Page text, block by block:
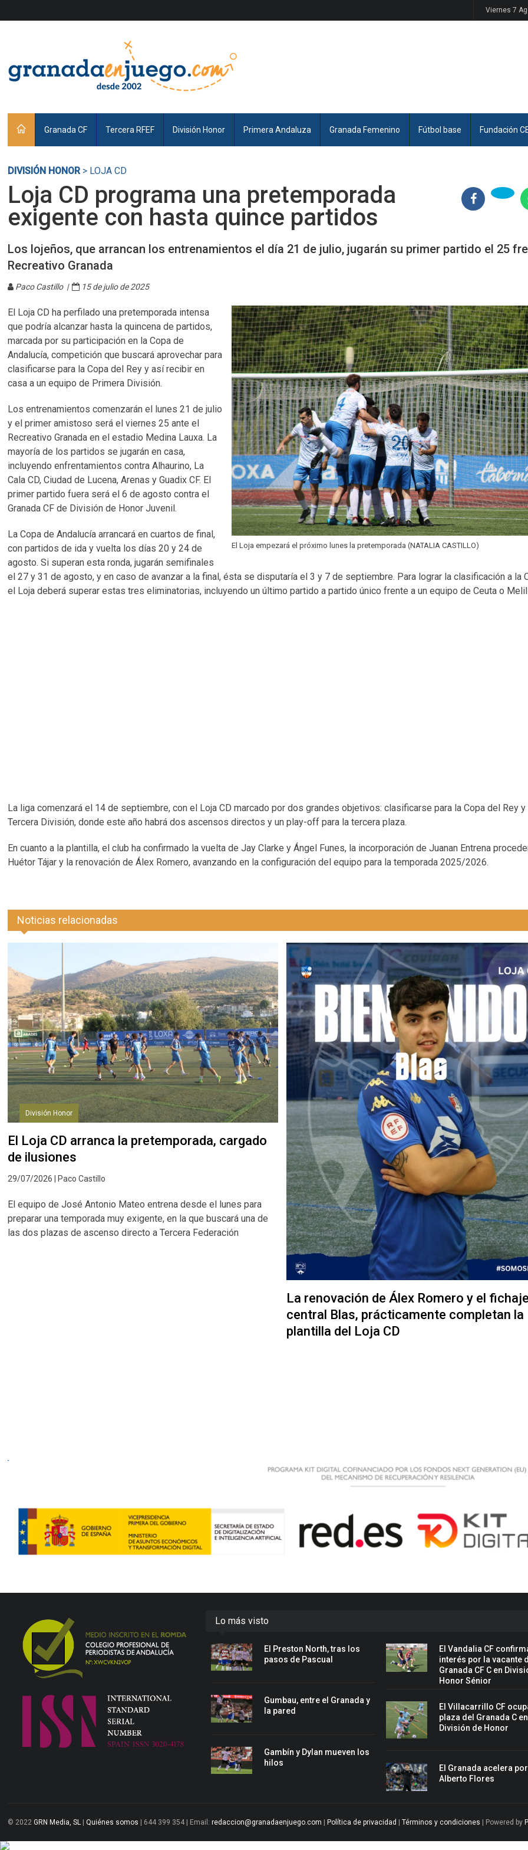
Viernes 7
Granada CF Tercera RFEF División Honor Primera Andaluza Granada Femenino Fútbol base Fundación
DIVISIÓN HONOR> LOJA CD
Loja CD programa una pretemporada
exigente con hasta quince partidos
Los lojeños, que arrancan los entrenamientos el día 21 de julio, jugarán su primer partido el 25
Recreativo Granada
Paco Castillo | 15 de julio de 2025
El Loja empezará el próximo lunes la pretemporada (NATALIA CASTILLO)
El Loja CD ha perfilado una pretemporada intensa
que podría alcanzar hasta la quincena de partidos,
marcada por su participación en la Copa de
Andalucía, competición que buscará aprovechar para
clasificarse para la Copa del Rey y así recibir en
casa a un equipo de Primera División.
Los entrenamientos comenzarán el lunes 21 de julio
y el primer amistoso será el viernes 25 ante el
Recreativo Granada en el estadio Medina Lauxa. La
mayoría de los partidos se jugarán en casa,
incluyendo enfrentamientos contra Alhaurino, La
Cala CD, Ciudad de Lucena, Arenas y Guadix CF. El
primer partido fuera será el 6 de agosto contra el
Granada CF de División de Honor Juvenil.
La Copa de Andalucía arrancará en cuartos de final,
con partidos de ida y vuelta los días 20 y 24 de
agosto. Si superan esta ronda, jugarán semifinales
el 27 y 31 de agosto, y en caso de avanzar a la final, ésta se disputaría el 3 y 7 de septiembre. Para lograr la clasificación a la
el Loja deberá superar estas tres eliminatorias, incluyendo un último partido a partido único frente a un equipo de Ceuta o
La liga comenzará el 14 de septiembre, con el Loja CD marcado por dos grandes objetivos: clasificarse para la Copa del Rey
Tercera División, donde este año habrá dos ascensos directos y un play-off para la tercera plaza.
En cuanto a la plantilla, el club ha confirmado la vuelta de Jay Clarke y Ángel Funes, la incorporación de Juanan Entrena
Huétor Tájar y la renovación de Álex Romero, avanzando en la configuración del equipo para la temporada 2025/2026.
Noticias relacionadas
División Honor
El Loja CD arranca la pretemporada, cargado
de ilusiones
29/07/2026 | Paco Castillo
El equipo de José Antonio Mateo entrena desde el lunes para
preparar una temporada muy exigente, en la que buscará una de
las dos plazas de ascenso directo a Tercera Federación
La renovación de Álex Romero y el
central Blas, prácticamente completan la
plantilla del Loja CD
Lo más visto
El Preston North, tras los
pasos de Pascual
Gumbau, entre el Granada y
la pared
Gambín y Dylan mueven los
hilos
El Vandalia CF
interés por la vacante
Granada CF C en
Honor Sénior
El Villacarrillo CF
plaza del Granada C en
División de Honor
El Granada acelera por
Alberto Flores
© 2022GRN Media, SL |Quiénes somos | 644 399 354 | Email:redaccion@granadaenjuego.com |Política de privacidad |Términos y condiciones | Powered by